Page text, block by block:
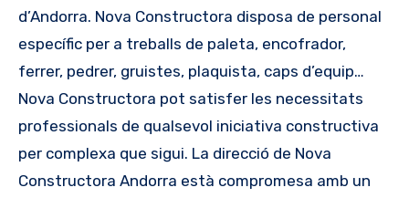
d’Andorra. Nova Constructora disposa de personal
específic per a treballs de paleta, encofrador,
ferrer, pedrer, gruistes, plaquista, caps d’equip…
Nova Constructora pot satisfer les necessitats
professionals de qualsevol iniciativa constructiva
per complexa que sigui. La direcció de Nova
Constructora Andorra està compromesa amb un